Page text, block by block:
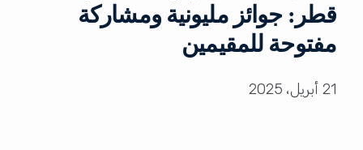
قطر: جوائز مليونية ومشاركة
مفتوحة للمقيمين
21 أبريل، 2025